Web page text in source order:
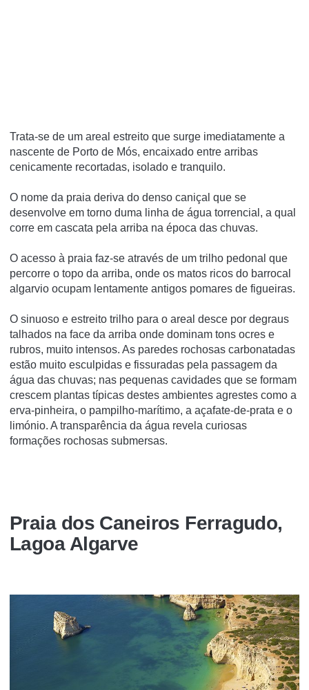
Trata-se de um areal estreito que surge imediatamente a
nascente de Porto de Mós, encaixado entre arribas
cenicamente recortadas, isolado e tranquilo.
O nome da praia deriva do denso caniçal que se
desenvolve em torno duma linha de água torrencial, a qual
corre em cascata pela arriba na época das chuvas.
O acesso à praia faz-se através de um trilho pedonal que
percorre o topo da arriba, onde os matos ricos do barrocal
algarvio ocupam lentamente antigos pomares de figueiras.
O sinuoso e estreito trilho para o areal desce por degraus
talhados na face da arriba onde dominam tons ocres e
rubros, muito intensos. As paredes rochosas carbonatadas
estão muito esculpidas e fissuradas pela passagem da
água das chuvas; nas pequenas cavidades que se formam
crescem plantas típicas destes ambientes agrestes como a
erva-pinheira, o pampilho-marítimo, a açafate-de-prata e o
limónio. A transparência da água revela curiosas
formações rochosas submersas.
Praia dos Caneiros Ferragudo,
Lagoa Algarve